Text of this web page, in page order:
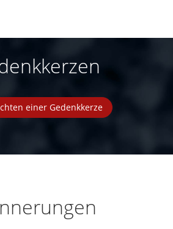
einer Gedenkkerze